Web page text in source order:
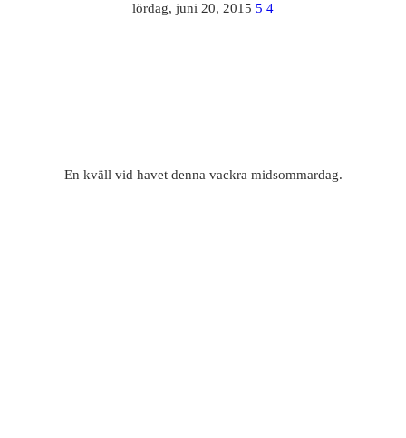
lördag, juni 20, 2015 5 4
En kväll vid havet denna vackra midsommardag.